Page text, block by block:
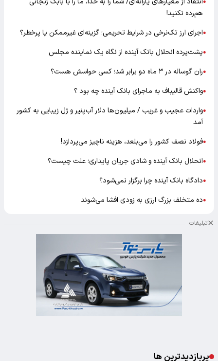
هم‌رده نکنید!
●اجرای ارز تک‌نرخی در شرایط تحریمی؛ گزینه‌ای غیرممکن یا پرخطر؟
●پشت‌پرده انحلال بانک آینده از نگاه یک نماینده مجلس
●ران گوساله در ۳ ماه دو برابر شد؛ کسی حواسش هست؟
●واکنش قالیباف به ماجرای بانک آینده چه بود ؟
●واردات عجیب و غریب / میلیون‌ها دلار آب‌پنیر و ژل زیبایی به کشور
آمد
●فولاد نصف کشور را می‌بلعد، هزینه ناچیز می‌پردازد!
●انحلال بانک آینده و شادی جریان پایداری؛ علت چیست؟
●دادگاه بانک آینده چرا برگزار نمی‌شود؟
●ده متخلف بزرگ ارزی به زودی افشا می‌شوند
تبلیغات
پربازدیدترین ها